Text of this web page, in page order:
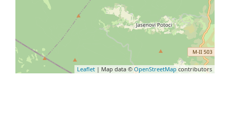
Leaflet | Map data © OpenStreetMap contributors